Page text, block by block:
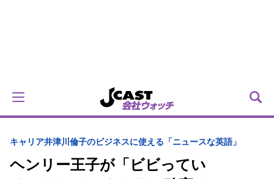
キャリア井津川倫子のビジネスに使える「ニュースな英語」
ヘンリー王子が「ビビってい